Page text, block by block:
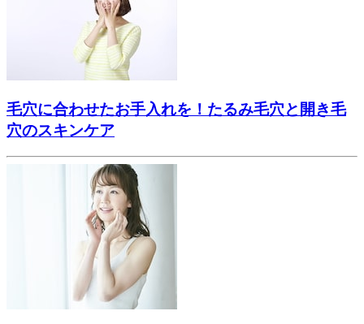
毛穴に合わせたお手入れを！たるみ毛穴と開き毛
穴のスキンケア